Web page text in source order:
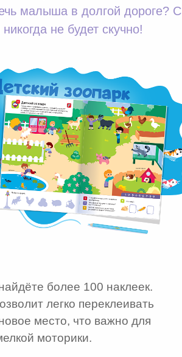
более 100 наклеек.
легко переклеивать
место, что важно для
моторики.
малыша в долгой дороге? С
не будет скучно!